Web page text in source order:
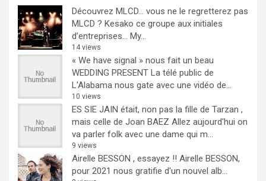
Découvrez MLCD… vous ne le regretterez pas
MLCD ? Kesako ce groupe aux initiales
d’entreprises… My...
14 views
« We have signal » nous fait un beau
WEDDING PRESENT La télé public de
L'Alabama nous gate avec une vidéo de...
10 views
ES SIE JAIN était, non pas la fille de Tarzan ,
mais celle de Joan BAEZ Allez aujourd'hui on
va parler folk avec une dame qui m...
9 views
Airelle BESSON , essayez !! Airelle BESSON,
pour 2021 nous gratifie d'un nouvel alb...